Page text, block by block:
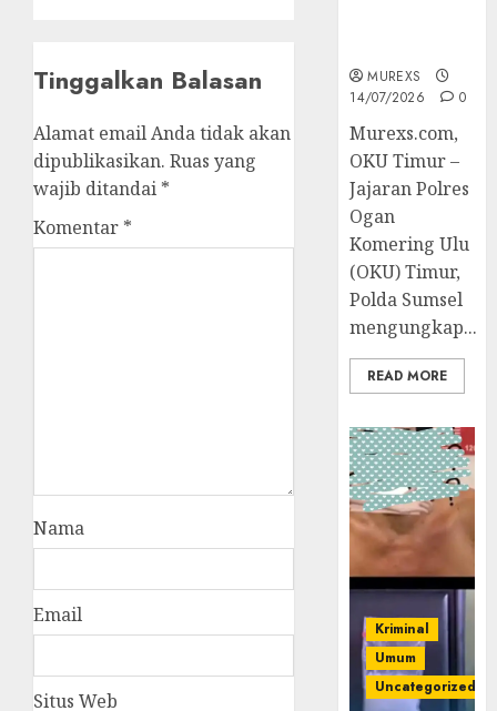
Tinggalkan Balasan
Alamat email Anda tidak akan
dipublikasikan. Ruas yang
wajib ditandai *
Komentar *
Nama
Email
Situs Web
MUREXS
14/07/2026
0
Murexs.com,
OKU Timur –
Jajaran Polres
Ogan
Komering Ulu
(OKU) Timur,
Polda Sumsel
mengungkap...
READ MORE
Kriminal
Umum
Uncategorized